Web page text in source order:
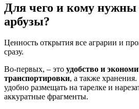
Для чего и кому нужны
арбузы?
Ценность открытия все аграрии и
сразу.
Во-первых, – это удобство и
транспортировки, а также
удобно размещать на тарелке и
аккуратные фрагменты.